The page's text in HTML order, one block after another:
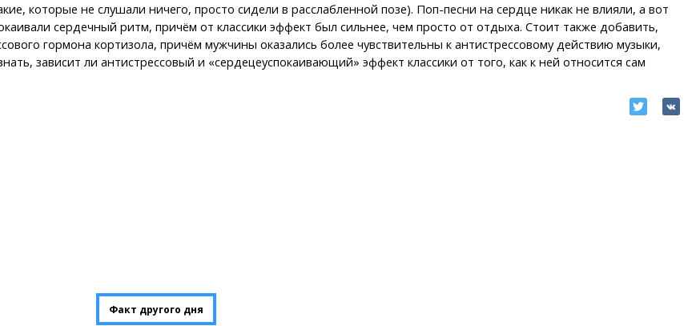
которые не слушали ничего, просто сидели в расслабленной позе). Поп-песни на сердце никак не влияли, а вот
сердечный ритм, причём от классики эффект был сильнее, чем просто от отдыха. Стоит также добавить,
гормона кортизола, причём мужчины оказались более чувствительны к антистрессовому действию музыки,
зависит ли антистрессовый и «сердецеуспокаивающий» эффект классики от того, как к ней относится сам
Факт другого дня